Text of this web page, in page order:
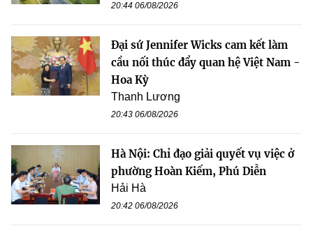
20:44 06/08/2026
Đại sứ Jennifer Wicks cam kết làm
cầu nối thúc đẩy quan hệ Việt Nam -
Hoa Kỳ
Thanh Lương
20:43 06/08/2026
Hà Nội: Chỉ đạo giải quyết vụ việc ở
phường Hoàn Kiếm, Phú Diễn
Hải Hà
20:42 06/08/2026